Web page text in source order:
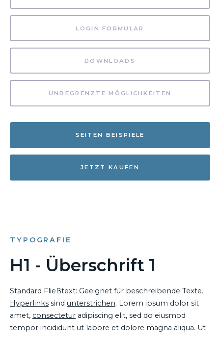
LOGIN FORMULAR
DOWNLOADS
UNBEGRENZTE MÖGLICHKEITEN
SEITEN BEISPIELE
JETZT KAUFEN
TYPOGRAFIE
H1 - Überschrift 1
Standard Fließtext: Geeignet für beschreibende Texte.
Hyperlinks sind unterstrichen. Lorem ipsum dolor sit
amet, consectetur adipiscing elit, sed do eiusmod
tempor incididunt ut labore et dolore magna aliqua. Ut